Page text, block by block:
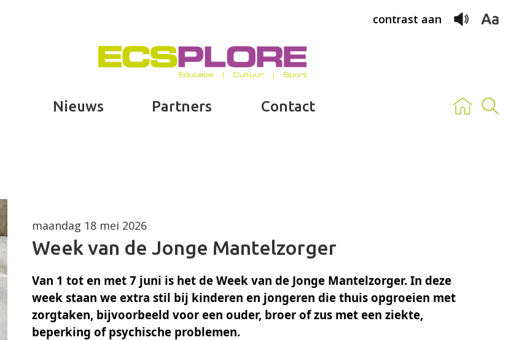
Nieuws Partners Contact
contrast aan
maandag 18 mei 2026
Week van de Jonge Mantelzorger
Van 1 tot en met 7 juni is het de Week van de Jonge Mantelzorger. In deze
week staan we extra stil bij kinderen en jongeren die thuis opgroeien met
zorgtaken, bijvoorbeeld voor een ouder, broer of zus met een ziekte,
beperking of psychische problemen.